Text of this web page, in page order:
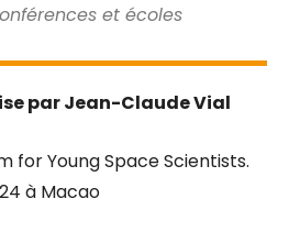
et écoles
par Jean-Claude Vial
for Young Space Scientists.
à Macao